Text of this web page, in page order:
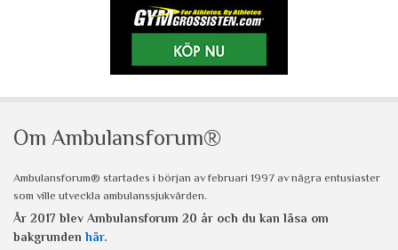
Om Ambulansforum®
Ambulansforum® startades i början av februari 1997 av några entusiaster
som ville utveckla ambulanssjukvården.
År 2017 blev Ambulansforum 20 år och du kan läsa om
bakgrunden här.